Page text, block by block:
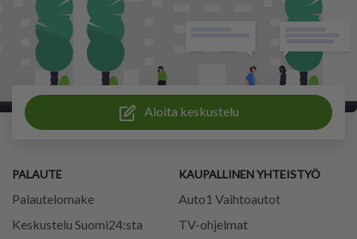
Aloita keskustelu
PALAUTE
Palautelomake
Keskustelu Suomi24:sta
KAUPALLINEN YHTEISTYÖ
Auto1 Vaihtoautot
TV-ohjelmat